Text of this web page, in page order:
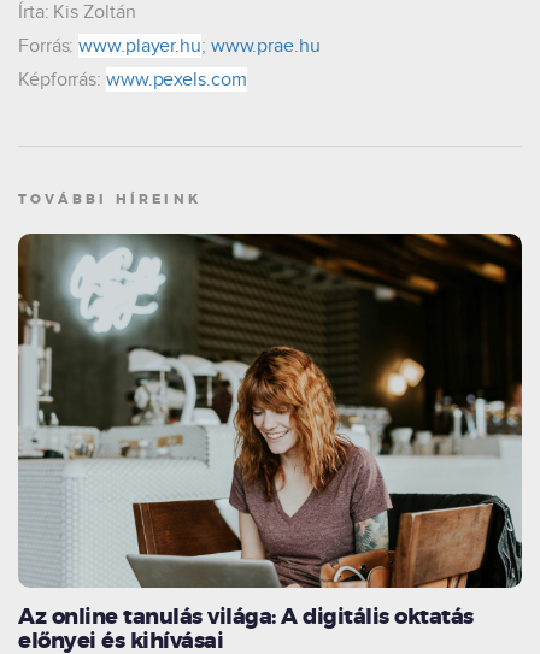
Írta: Kis Zoltán
Forrás:www.player.hu; www.prae.hu
Képforrás: www.pexels.com
TOVÁBBI HÍREINK
Az online tanulás világa: A digitális oktatás
előnyei és kihívásai